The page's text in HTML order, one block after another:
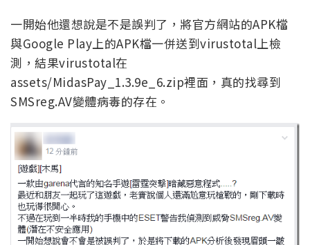
一開始他還想說是不是誤判了，將官方網站的APK檔
與Google Play上的APK檔一併送到virustotal上檢
測，結果virustotal在
assets/MidasPay_1.3.9e_6.zip裡面，真的找尋到
SMSreg.AV變體病毒的存在。